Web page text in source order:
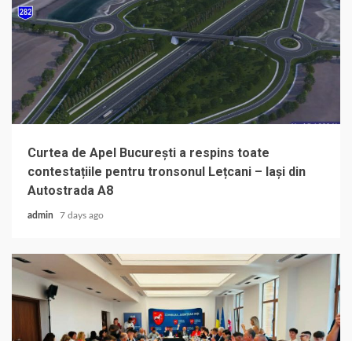
Curtea de Apel București a respins toate
contestațiile pentru tronsonul Lețcani – Iași din
Autostrada A8
admin 7 days ago